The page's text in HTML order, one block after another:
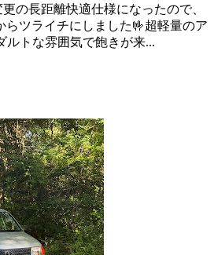
の長距離快適仕様になったので、
らツライチにしました🤟超軽量のア
ルトな雰囲気で飽きが来...